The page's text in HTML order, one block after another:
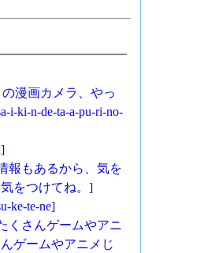
漫画カメラ、やっ
ki-n-de-ta-a-pu-ri-no-
報もあるから、気を
をつけてね。]
ke-te-ne]
くさんゲームやアニ
ゲームやアニメじ